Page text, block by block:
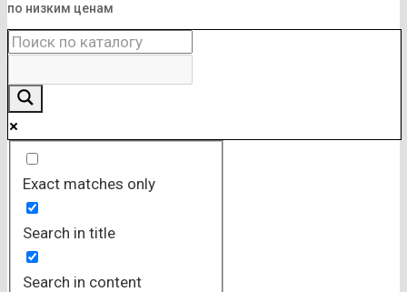
по низким ценам
Exact matches only
Search in title
Search in content